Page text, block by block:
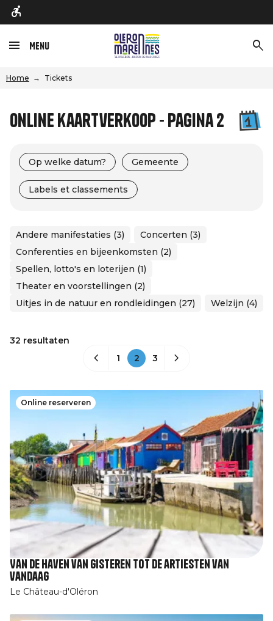
Menu
Home Tickets
Online kaartverkoop - Pagina 2
Op welke datum? Gemeente
Labels et classements
Andere manifestaties (3)
Concerten (3)
Conferenties en bijeenkomsten (2)
Spellen, lotto's en loterijen (1)
Theater en voorstellingen (2)
Uitjes in de natuur en rondleidingen (27)
Welzijn (4)
32 resultaten
1
2 3
Online reserveren
Van de haven van gisteren tot de artiesten van
vandaag
Le Château-d'Oléron